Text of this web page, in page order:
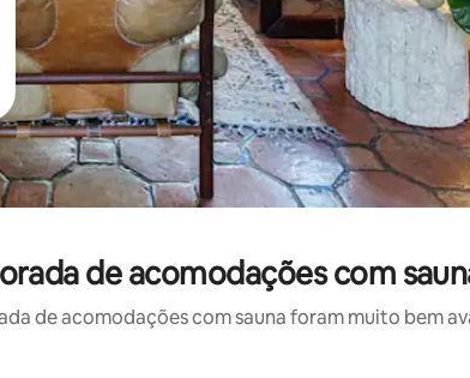
de acomodações com
de acomodações com sauna foram muito bem